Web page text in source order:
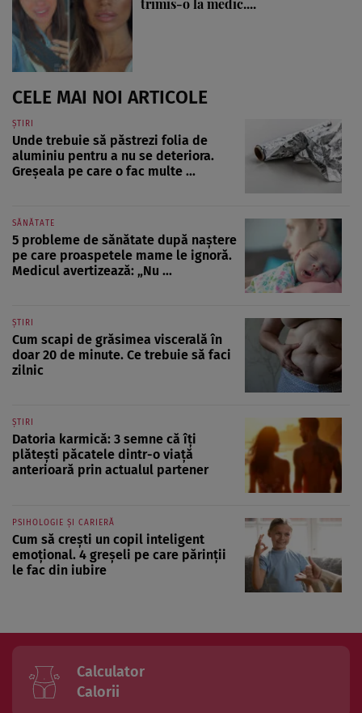
trimis-o la medic....
CELE MAI NOI ARTICOLE
ȘTIRI
Unde trebuie să păstrezi folia de
aluminiu pentru a nu se deteriora.
Greșeala pe care o fac multe ...
SĂNĂTATE
5 probleme de sănătate după naștere
pe care proaspetele mame le ignoră.
Medicul avertizează: „Nu ...
ȘTIRI
Cum scapi de grăsimea viscerală în
doar 20 de minute. Ce trebuie să faci
zilnic
ȘTIRI
Datoria karmică: 3 semne că îți
plătești păcatele dintr-o viață
anterioară prin actualul partener
PSIHOLOGIE ȘI CARIERĂ
Cum să crești un copil inteligent
emoțional. 4 greșeli pe care părinții
le fac din iubire
Calculator
Calorii